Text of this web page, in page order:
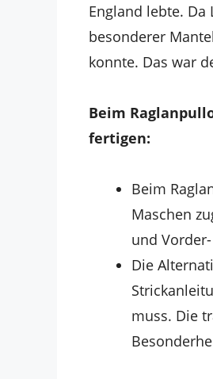
England lebte.
besonderer
konnte. Das war
Beim
fertigen:
Beim
Maschen
und
Die
muss. Die